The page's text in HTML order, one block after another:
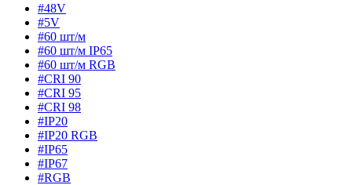
#48V
#5V
#60 шт/м
#60 шт/м IP65
#60 шт/м RGB
#CRI 90
#CRI 95
#CRI 98
#IP20
#IP20 RGB
#IP65
#IP67
#RGB